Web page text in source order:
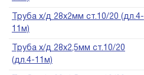
Труба х/д 28х2мм ст.10/20 (дл.4-
11м)
Труба х/д 28х2,5мм ст.10/20
(дл.4-11м)